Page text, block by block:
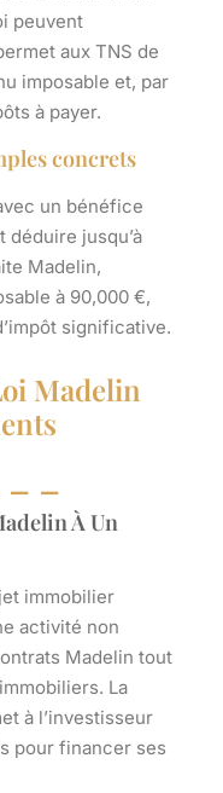
peuvent
aux TNS de
imposable et, par
à payer.
concrets
un bénéfice
déduire jusqu’à
Madelin,
à 90,000 €,
significative.
Madelin
À Un
immobilier
activité non
Madelin tout
La
à l’investisseur
pour financer ses